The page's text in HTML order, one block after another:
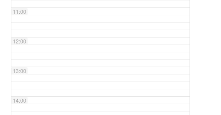
11:00
12:00
13:00
14:00